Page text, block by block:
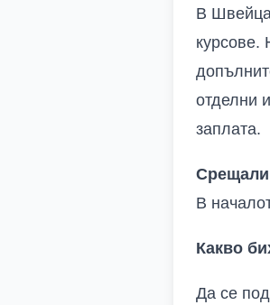
В
курсове.
отделни
заплата.
Срещали
В
Какво
Да се